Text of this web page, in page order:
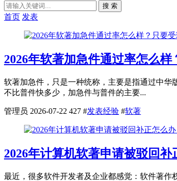
搜 索
首页 发表
2026年软著加急件通过率怎么
软著加急件，只是一种统称，主要是指通过中
不比普件快多少，加急件与普件的主要...
管理员 2026-07-22 427 #发表经验 #软著
2026年计算机软著申请被驳回
最近，很多软件开发者及企业都感觉：软件著作